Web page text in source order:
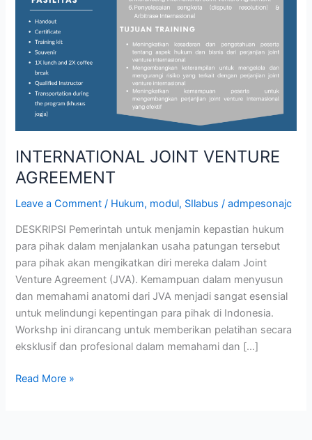
INTERNATIONAL JOINT VENTURE
AGREEMENT
Leave a Comment / Hukum, modul, SIlabus /admpesonajc
DESKRIPSI Pemerintah untuk menjamin kepastian hukum
para pihak dalam menjalankan usaha patungan tersebut
para pihak akan mengikatkan diri mereka dalam Joint
Venture Agreement (JVA). Kemampuan dalam menyusun
dan memahami anatomi dari JVA menjadi sangat esensial
untuk melindungi kepentingan para pihak di Indonesia.
Workshp ini dirancang untuk memberikan pelatihan secara
eksklusif dan profesional dalam memahami dan […]
Read More »